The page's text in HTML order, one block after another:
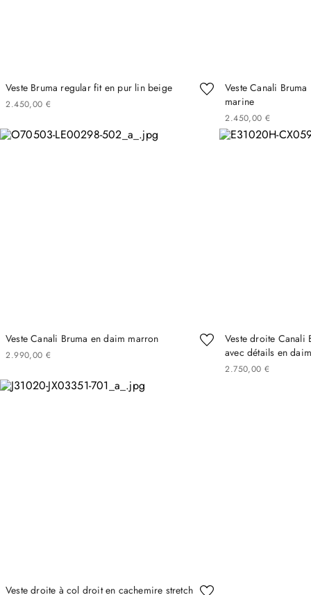
Veste Bruma regular fit en pur lin beige
2 450,00 €
Veste Canali
marine
2 450,00 €
Veste Canali Bruma en daim marron
2 990,00 €
Veste droite Canali
avec détails en
2 750,00 €
Veste droite à col droit en cachemire stretch